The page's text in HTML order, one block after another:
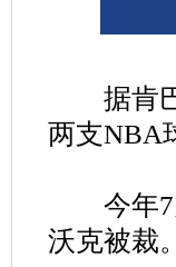
据肯巴-
两支NBA
今年7月
沃克被裁。